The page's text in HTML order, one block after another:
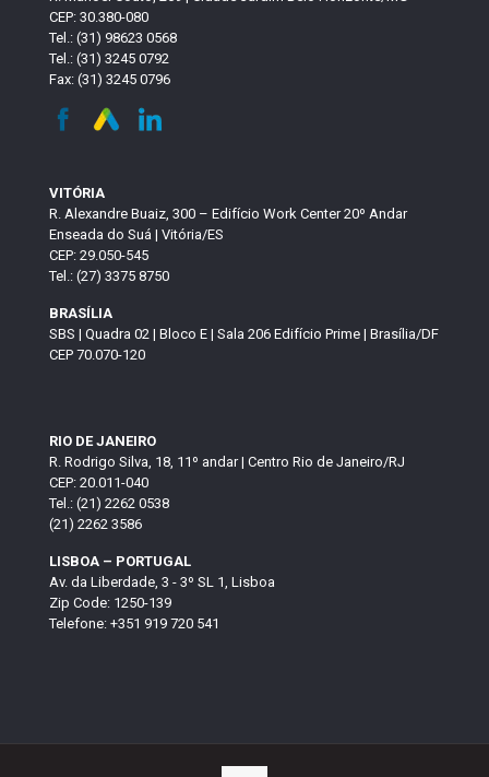
CEP: 30.380-080
Tel.: (31) 98623 0568
Tel.: (31) 3245 0792
Fax: (31) 3245 0796
VITÓRIA
R. Alexandre Buaiz, 300 – Edifício Work Center 20º Andar
Enseada do Suá | Vitória/ES
CEP: 29.050-545
Tel.: (27) 3375 8750
BRASÍLIA
SBS | Quadra 02 | Bloco E | Sala 206 Edifício Prime | Brasília/DF
CEP 70.070-120
RIO DE JANEIRO
R. Rodrigo Silva, 18, 11º andar | Centro Rio de Janeiro/RJ
CEP: 20.011-040
Tel.: (21) 2262 0538
(21) 2262 3586
LISBOA – PORTUGAL
Av. da Liberdade, 3 - 3º SL 1, Lisboa
Zip Code: 1250-139
Telefone: +351 919 720 541